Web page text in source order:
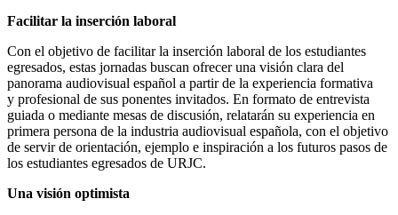
Facilitar la inserción laboral
Con el objetivo de facilitar la inserción laboral de los estudiantes
egresados, estas jornadas buscan ofrecer una visión clara del
panorama audiovisual español a partir de la experiencia formativa
y profesional de sus ponentes invitados. En formato de entrevista
guiada o mediante mesas de discusión, relatarán su experiencia en
primera persona de la industria audiovisual española, con el objetivo
de servir de orientación, ejemplo e inspiración a los futuros pasos de
los estudiantes egresados de URJC.
Una visión optimista